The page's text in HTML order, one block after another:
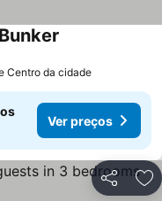
Centro da cidade
Ver preços
Partilhar